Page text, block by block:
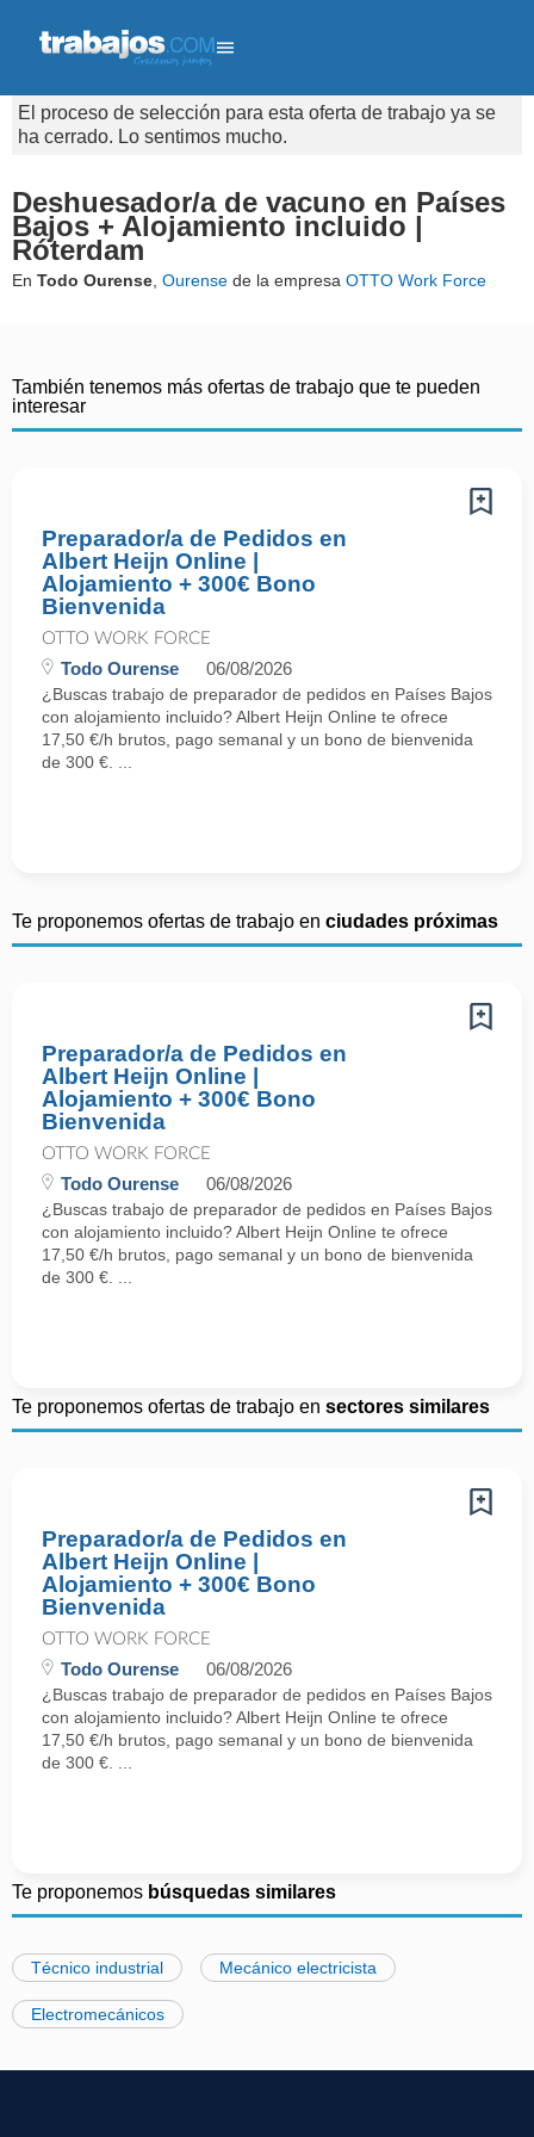
El proceso de selección para esta oferta de trabajo ya se
ha cerrado. Lo sentimos mucho.
Deshuesador/a de vacuno en Países
Bajos + Alojamiento incluido |
Róterdam
En Todo Ourense Ourense de la empresa OTTO Work Force
También tenemos más ofertas de trabajo que te pueden
interesar
Preparador/a de Pedidos en
Albert Heijn Online |
Alojamiento + 300€ Bono
Bienvenida
OTTO WORK FORCE
Todo Ourense 06/08/2026
¿Buscas trabajo de preparador de pedidos en Países Bajos
con alojamiento incluido? Albert Heijn Online te ofrece
17,50 €/h brutos, pago semanal y un bono de bienvenida
de 300 €. ...
Te proponemos ofertas de trabajo en ciudades próximas
Preparador/a de Pedidos en
Albert Heijn Online |
Alojamiento + 300€ Bono
Bienvenida
OTTO WORK FORCE
Todo Ourense 06/08/2026
¿Buscas trabajo de preparador de pedidos en Países Bajos
con alojamiento incluido? Albert Heijn Online te ofrece
17,50 €/h brutos, pago semanal y un bono de bienvenida
de 300 €. ...
Te proponemos ofertas de trabajo en sectores similares
Preparador/a de Pedidos en
Albert Heijn Online |
Alojamiento + 300€ Bono
Bienvenida
OTTO WORK FORCE
Todo Ourense 06/08/2026
¿Buscas trabajo de preparador de pedidos en Países Bajos
con alojamiento incluido? Albert Heijn Online te ofrece
17,50 €/h brutos, pago semanal y un bono de bienvenida
de 300 €. ...
Te proponemos búsquedas similares
Técnico industrial Mecánico electricista
Electromecánicos